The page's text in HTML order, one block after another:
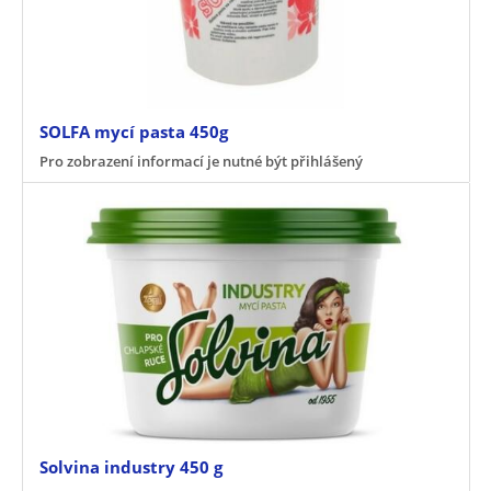
SOLFA mycí pasta 450g
Pro zobrazení informací je nutné být přihlášený
Solvina industry 450 g